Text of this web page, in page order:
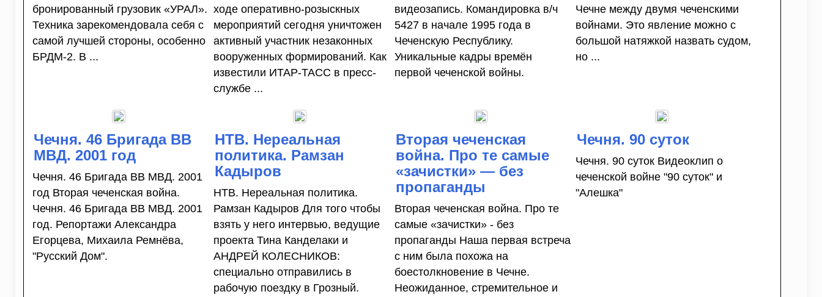
бронированный грузовик «УРАЛ».
Техника зарекомендовала себя с
самой лучшей стороны, особенно
БРДМ-2. В ...
ходе оперативно-розыскных
мероприятий сегодня уничтожен
активный участник незаконных
вооруженных формирований. Как
известили ИТАР-ТАСС в пресс-
службе ...
видеозапись. Командировка в/ч
5427 в начале 1995 года в
Чеченскую Республику.
Уникальные кадры времён
первой чеченской войны.
Чечне между двумя чеченскими
войнами. Это явление можно с
большой натяжкой назвать судом,
но ...
Чечня. 46 Бригада ВВ
МВД. 2001 год
Чечня. 46 Бригада ВВ МВД. 2001
год Вторая чеченская война.
Чечня. 46 Бригада ВВ МВД. 2001
год. Репортажи Александра
Егорцева, Михаила Ремнёва,
"Русский Дом".
НТВ. Нереальная
политика. Рамзан
Кадыров
НТВ. Нереальная политика.
Рамзан Кадыров Для того чтобы
взять у него интервью, ведущие
проекта Тина Канделаки и
АНДРЕЙ КОЛЕСНИКОВ:
специально отправились в
рабочую поездку в Грозный.
Вторая чеченская
война. Про те самые
«зачистки» — без
пропаганды
Вторая чеченская война. Про те
самые «зачистки» - без
пропаганды Наша первая встреча
с ним была похожа на
боестолкновение в Чечне.
Неожиданное, стремительное и
Чечня. 90 суток
Чечня. 90 суток Видеоклип о
чеченской войне "90 суток" и
"Алешка"